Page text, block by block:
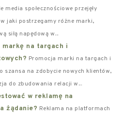
media społecznościowe przejęły
jaki postrzegamy różne marki,
siłą napędową w...
markę na targach i
Promocja marki na targach i
szansa na zdobycie nowych klientów,
do zbudowania relacji w...
w reklamę na
żądanie? Reklama na platformach